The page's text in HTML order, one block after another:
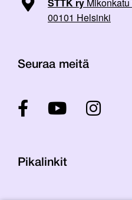
00101 Helsinki
Seuraa meitä
Pikalinkit